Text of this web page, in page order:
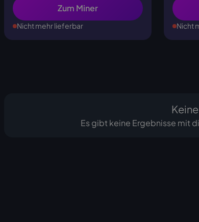
Zum Miner
Nicht mehr lieferbar Nicht
Es gibt keine Ergebnisse mit